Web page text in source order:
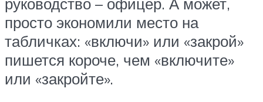
просто экономили место на
табличках: «включи» или «закрой»
пишется короче, чем «включите»
или «закройте».